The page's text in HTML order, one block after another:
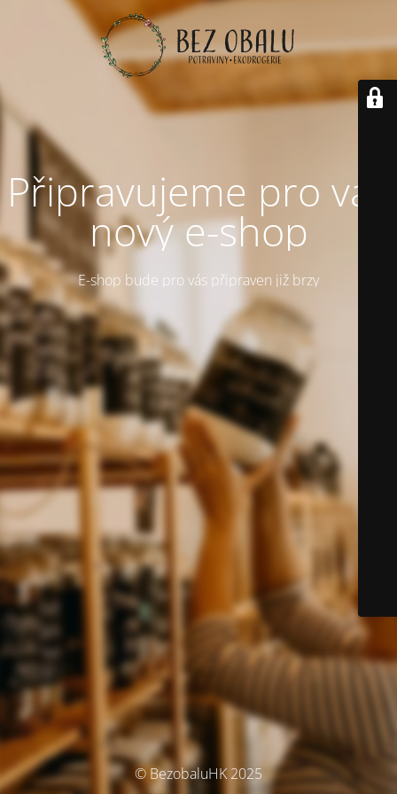
Připravujeme pro vás
nový e-shop
E-shop bude pro vás připraven již brzy
© BezobaluHK 2025